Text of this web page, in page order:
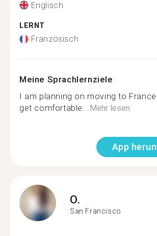
Englisch
LERNT
Französisch
Meine Sprachlernziele
I am planning on moving to
get comfortable...Mehr lesen
App
O.
San Francisco